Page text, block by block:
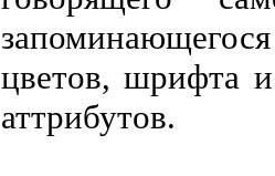
цветов, шрифта
аттрибутов.